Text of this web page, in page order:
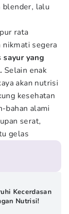
blender, lalu
rata
nikmati segera
sayur yang
Selain enak
akan nutrisi
kesehatan
bahan alami
serat,
gelas
Kecerdasan
Nutrisi!